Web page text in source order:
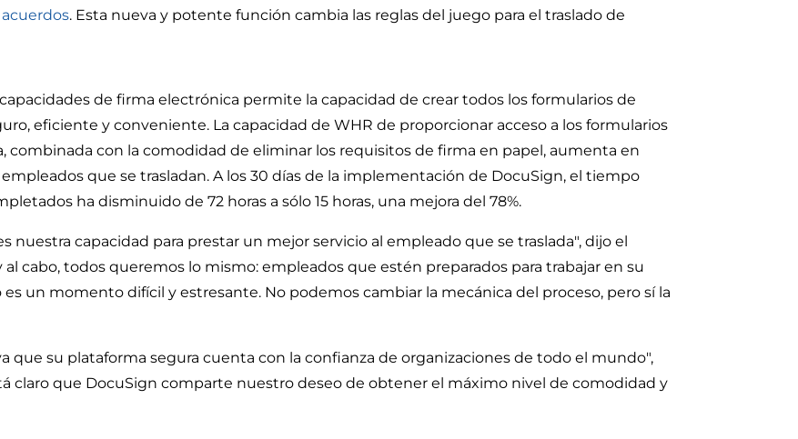
. Esta nueva y potente función cambia las reglas del juego para el traslado de
de firma electrónica permite la capacidad de crear todos los formularios de
eficiente y conveniente. La capacidad de WHR de proporcionar acceso a los formularios
combinada con la comodidad de eliminar los requisitos de firma en papel, aumenta en
que se trasladan. A los 30 días de la implementación de DocuSign, el tiempo
ha disminuido de 72 horas a sólo 15 horas, una mejora del 78%.
nuestra capacidad para prestar un mejor servicio al empleado que se traslada", dijo el
cabo, todos queremos lo mismo: empleados que estén preparados para trabajar en su
un momento difícil y estresante. No podemos cambiar la mecánica del proceso, pero sí la
que su plataforma segura cuenta con la confianza de organizaciones de todo el mundo",
claro que DocuSign comparte nuestro deseo de obtener el máximo nivel de comodidad y